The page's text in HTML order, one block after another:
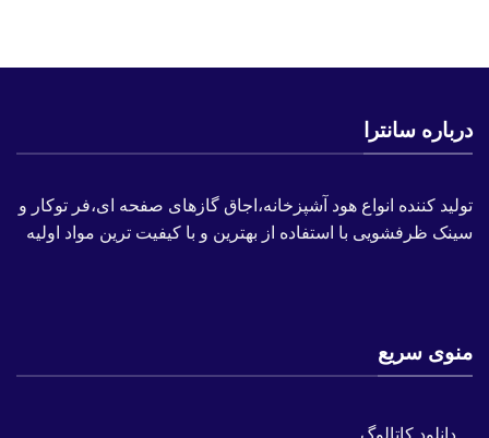
درباره سانترا
تولید کننده انواع هود آشپزخانه،اجاق گازهای صفحه ای،فر توکار و
سینک ظرفشویی با استفاده از بهترین و با کیفیت ترین مواد اولیه
منوی سریع